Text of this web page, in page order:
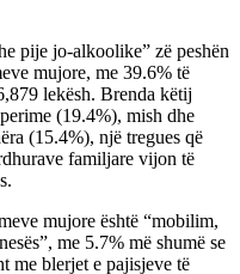
pije jo-alkoolike” zë peshën
mujore, me 39.6% të
lekësh. Brenda këtij
(19.4%), mish dhe
(15.4%), një tregues që
familjare vijon të
mujore është “mobilim,
me 5.7% më shumë se
me blerjet e pajisjeve të